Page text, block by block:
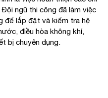
ngũ thi công đã làm việc
để lắp đặt và kiểm tra hệ
điều hòa không khí,
bị chuyên dụng.